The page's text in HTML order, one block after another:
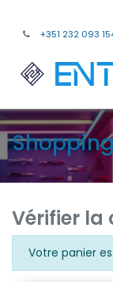
+351 232 093
Vérifier la
Votre panier